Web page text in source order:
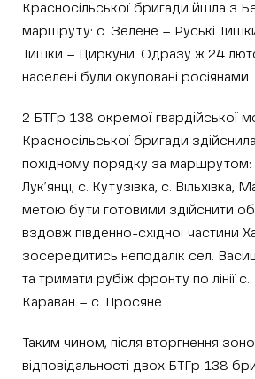
Красносільської бригади йшла з
маршруту: с. Зелене – Руські
Тишки – Циркуни. Одразу ж 24
населені були окуповані росіянами.
2 БТГр 138 окремої гвардійської
Красносільської бригади
похідному порядку за маршрутом:
Лук’янці, с. Кутузівка, с. Вільхівка,
метою бути готовими здійснити
вздовж південно-східної частини
зосередитись неподалік сел.
та тримати рубіж фронту по лінії с.
Караван – с. Просяне.
Таким чином, після вторгнення
відповідальності двох БТГр 138